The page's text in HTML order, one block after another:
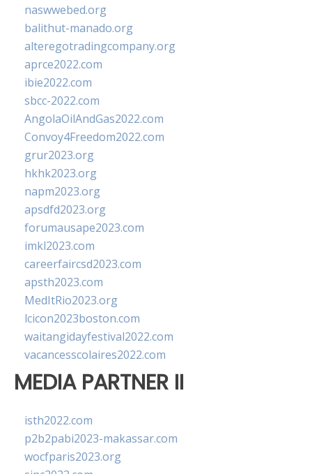
naswwebed.org
balithut-manado.org
alteregotradingcompany.org
aprce2022.com
ibie2022.com
sbcc-2022.com
AngolaOilAndGas2022.com
Convoy4Freedom2022.com
grur2023.org
hkhk2023.org
napm2023.org
apsdfd2023.org
forumausape2023.com
imkl2023.com
careerfaircsd2023.com
apsth2023.com
MedItRio2023.org
lcicon2023boston.com
waitangidayfestival2022.com
vacancesscolaires2022.com
MEDIA PARTNER II
isth2022.com
p2b2pabi2023-makassar.com
wocfparis2023.org